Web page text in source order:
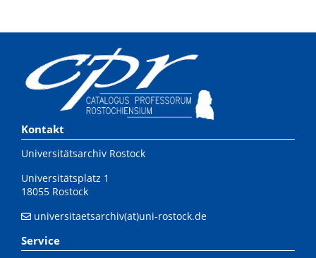
Kontakt
Universitätsarchiv Rostock
Universitätsplatz 1
18055 Rostock
universitaetsarchiv(at)uni-rostock.de
Service